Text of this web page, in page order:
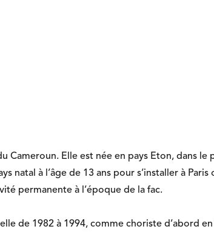
Cameroun. Elle est née en pays Eton, dans
natal à l’âge de 13 ans pour s’installer à
permanente à l’époque de la fac.
de 1982 à 1994, comme choriste d’abord